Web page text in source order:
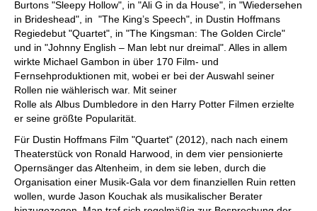
Burtons "Sleepy Hollow", in "Ali G in da House", in "Wiedersehen
in Brideshead", in "The King’s Speech", in Dustin Hoffmans
Regiedebut "Quartet", in "The Kingsman: The Golden Circle"
und in "Johnny English – Man lebt nur dreimal". Alles in allem
wirkte Michael Gambon in über 170 Film- und
Fernsehproduktionen mit, wobei er bei der Auswahl seiner
Rollen nie wählerisch war. Mit seiner
Rolle als Albus Dumbledore in den Harry Potter Filmen erzielte
er seine größte Popularität.
Für Dustin Hoffmans Film "Quartet" (2012), nach nach einem
Theaterstück von Ronald Harwood, in dem vier pensionierte
Opernsänger das Altenheim, in dem sie leben, durch die
Organisation einer Musik-Gala vor dem finanziellen Ruin retten
wollen, wurde Jason Kouchak als musikalischer Berater